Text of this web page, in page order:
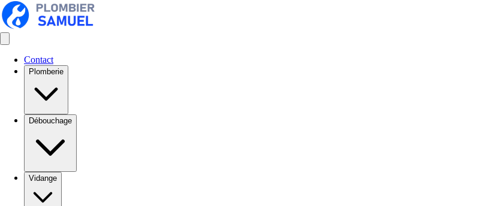
Contact
Plomberie
Débouchage
Vidange